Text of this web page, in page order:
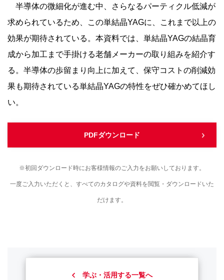
半導体の微細化が進む中、さらなるパーティクル低減が
求められているため、この単結晶YAGに、これまで以上の
効果が期待されている。本資料では、単結晶YAGの結晶育
成から加工まで手掛ける老舗メーカーの取り組みを紹介す
る。半導体の歩留まり向上に加えて、保守コストの削減効
果も期待されている単結晶YAGの特性をぜひ確かめてほし
い。
PDFダウンロード
※初回ダウンロード時にお客様情報のご入力をお願いしております。
一度ご入力いただくと、すべてのカタログや資料を閲覧・ダウンロードいた
だけます。
学ぶ・活用する一覧へ